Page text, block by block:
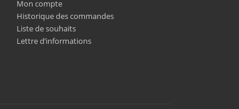
Mon compte
Historique des commandes
Liste de souhaits
Lettre d’informations